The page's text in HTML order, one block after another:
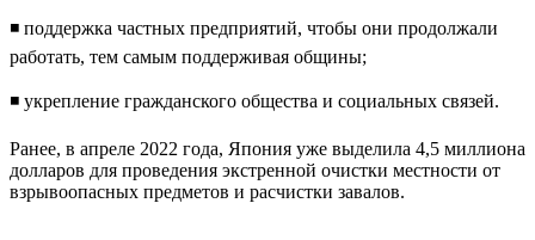
◾️ поддержка частных предприятий, чтобы они продолжали
работать, тем самым поддерживая общины;
◾️ укрепление гражданского общества и социальных связей.
Ранее, в апреле 2022 года, Япония уже выделила 4,5 миллиона
долларов для проведения экстренной очистки местности от
взрывоопасных предметов и расчистки завалов.